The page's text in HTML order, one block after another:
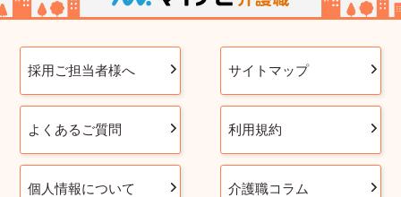
採用ご担当者様へ サイトマップ
よくあるご質問 利用規約
個人情報について 介護職コラム